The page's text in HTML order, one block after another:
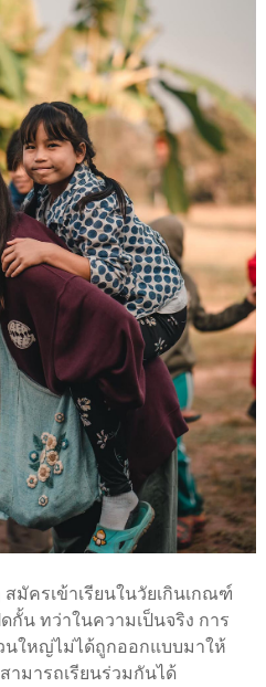
มัครเข้าเรียนในวัยเกินเกณฑ์
กั้น ทว่าในความเป็นจริง การ
นใหญ่ไม่ได้ถูกออกแบบมาให้
ามารถเรียนร่วมกันได้